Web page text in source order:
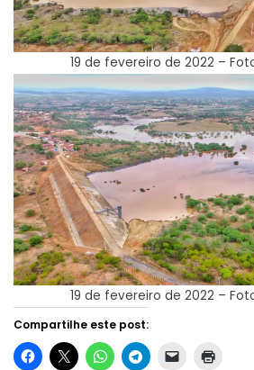
19 de fevereiro de 2022 –
19 de fevereiro de 2022 –
Compartilhe este post: